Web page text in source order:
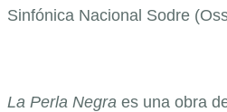
Sinfónica Nacional Sodre
La Perla Negra es una obra